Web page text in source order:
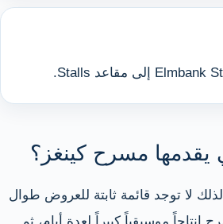
يقدمها مسرح كينغز؟
لذلك لا توجد قائمة ثابتة للعروض طوال